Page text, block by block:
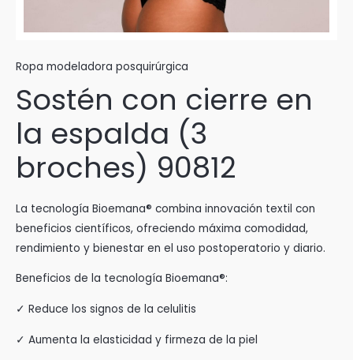
Ropa modeladora posquirúrgica
Sostén con cierre en
la espalda (3
broches) 90812
La tecnología Bioemana® combina innovación textil con
beneficios científicos, ofreciendo máxima comodidad,
rendimiento y bienestar en el uso postoperatorio y diario.
Beneficios de la tecnología Bioemana®:
✓ Reduce los signos de la celulitis
✓ Aumenta la elasticidad y firmeza de la piel